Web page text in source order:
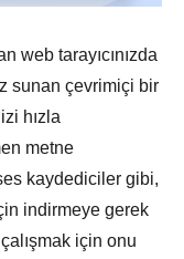
web tarayıcınızda
sunan çevrimiçi bir
hızla
metne
kaydediciler gibi,
indirmeye gerek
çalışmak için onu